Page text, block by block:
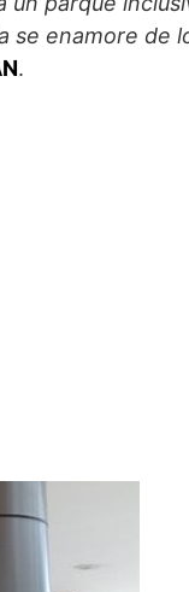
enamore de
.